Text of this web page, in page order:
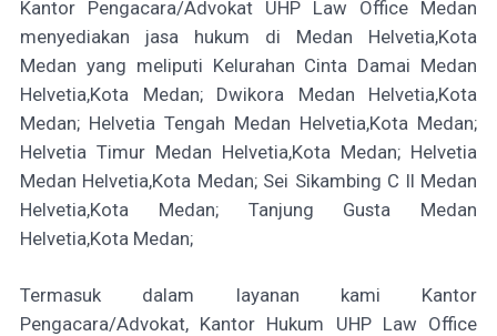
Kantor Pengacara/Advokat UHP Law Office Medan
menyediakan jasa hukum di Medan Helvetia,Kota
Medan yang meliputi Kelurahan Cinta Damai Medan
Helvetia,Kota Medan; Dwikora Medan Helvetia,Kota
Medan; Helvetia Tengah Medan Helvetia,Kota Medan;
Helvetia Timur Medan Helvetia,Kota Medan; Helvetia
Medan Helvetia,Kota Medan; Sei Sikambing C II Medan
Helvetia,Kota Medan; Tanjung Gusta Medan
Helvetia,Kota Medan;
Termasuk dalam layanan kami Kantor
Pengacara/Advokat, Kantor Hukum UHP Law Office